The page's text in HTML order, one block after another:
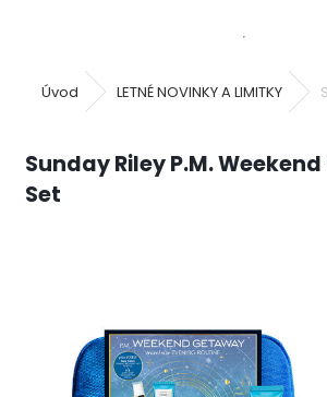
Úvod LETNÉ NOVINKY A LIMITKY
Sunday Riley P.M.
Set